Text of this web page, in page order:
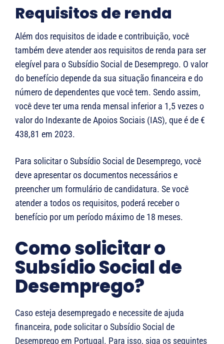
Requisitos de renda
Além dos requisitos de idade e contribuição, você
também deve atender aos requisitos de renda para ser
elegível para o Subsídio Social de Desemprego. O valor
do benefício depende da sua situação financeira e do
número de dependentes que você tem. Sendo assim,
você deve ter uma renda mensal inferior a 1,5 vezes o
valor do Indexante de Apoios Sociais (IAS), que é de €
438,81 em 2023.
Para solicitar o Subsídio Social de Desemprego, você
deve apresentar os documentos necessários e
preencher um formulário de candidatura. Se você
atender a todos os requisitos, poderá receber o
benefício por um período máximo de 18 meses.
Como solicitar o
Subsídio Social de
Desemprego?
Caso esteja desempregado e necessite de ajuda
financeira, pode solicitar o Subsídio Social de
Desemprego em Portugal. Para isso, siga os seguintes